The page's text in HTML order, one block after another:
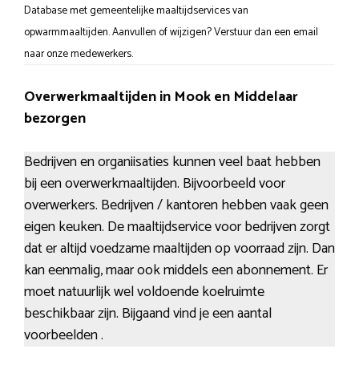
Database met gemeentelijke maaltijdservices van
opwarmmaaltijden. Aanvullen of wijzigen? Verstuur dan een email
naar onze medewerkers.
Overwerkmaaltijden in Mook en Middelaar
bezorgen
Bedrijven en organiisaties kunnen veel baat hebben
bij een overwerkmaaltijden. Bijvoorbeeld voor
overwerkers. Bedrijven / kantoren hebben vaak geen
eigen keuken. De maaltijdservice voor bedrijven zorgt
dat er altijd voedzame maaltijden op voorraad zijn. Dan
kan eenmalig, maar ook middels een abonnement. Er
moet natuurlijk wel voldoende koelruimte
beschikbaar zijn. Bijgaand vind je een aantal
voorbeelden .